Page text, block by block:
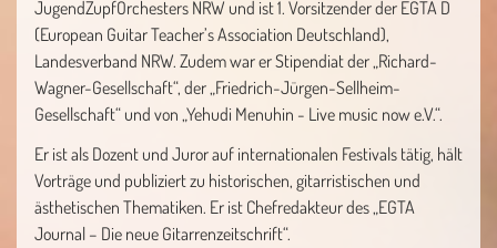
JugendZupfOrchesters NRW und ist 1. Vorsitzender der EGTA D
(European Guitar Teacher’s Association Deutschland),
Landesverband NRW. Zudem war er Stipendiat der „Richard-
Wagner-Gesellschaft“, der „Friedrich-Jürgen-Sellheim-
Gesellschaft“ und von „Yehudi Menuhin - Live music now e.V.“.
Er ist als Dozent und Juror auf internationalen Festivals tätig, hält
Vorträge und publiziert zu historischen, gitarristischen und
ästhetischen Thematiken. Er ist Chefredakteur des „EGTA
Journal – Die neue Gitarrenzeitschrift“.